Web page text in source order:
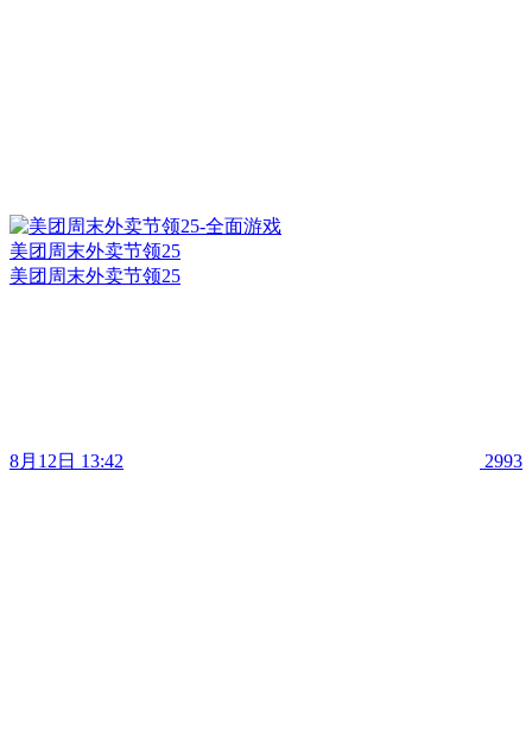
美团周末外卖节领25
美团周末外卖节领25
8月12日 13:42 2993